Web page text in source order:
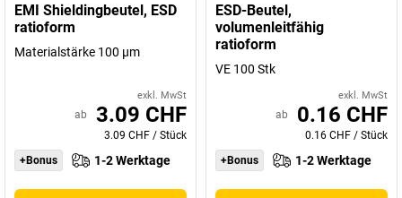
EMI Shieldingbeutel, ESD
ratioform
Materialstärke 100 µm
exkl. MwSt
ab 3.09 CHF
3.09 CHF / Stück
+Bonus
1-2 Werktage
ESD-Beutel,
volumenleitfähig
ratioform
VE 100 Stk
exkl. MwSt
ab 0.16 CHF
0.16 CHF / Stück
+Bonus
1-2 Werktage